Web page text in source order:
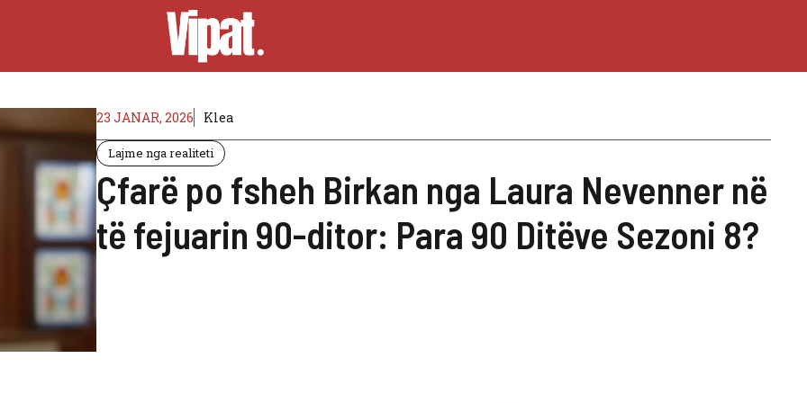
23 JANAR, 2026 Klea
Lajme nga realiteti
Çfarë po fsheh Birkan nga Laura Nevenner në
të fejuarin 90-ditor: Para 90 Ditëve Sezoni 8?